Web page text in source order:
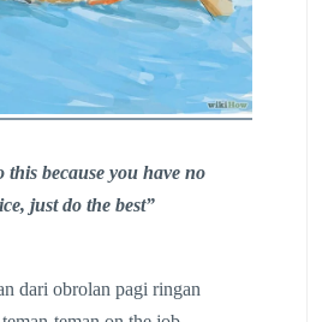
this because you have no
just do the best”
dari obrolan pagi ringan